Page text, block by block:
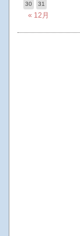
« 12月
30
31